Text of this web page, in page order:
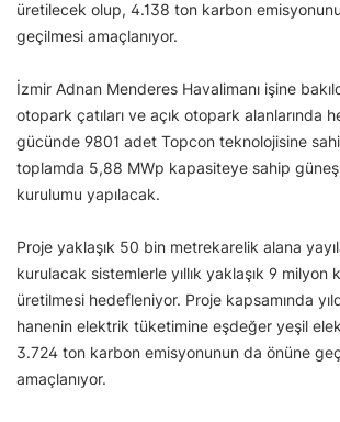
üretilecek olup, 4.138 ton karbon
geçilmesi amaçlanıyor.
İzmir Adnan Menderes Havalimanı işine
otopark çatıları ve açık otopark alanlarında
gücünde 9801 adet Topcon teknolojisine
toplamda 5,88 MWp kapasiteye sahip
kurulumu yapılacak.
Proje yaklaşık 50 bin metrekarelik alana
kurulacak sistemlerle yıllık yaklaşık 9 milyon
üretilmesi hedefleniyor. Proje kapsamında
hanenin elektrik tüketimine eşdeğer yeşil
3.724 ton karbon emisyonunun da önüne
amaçlanıyor.